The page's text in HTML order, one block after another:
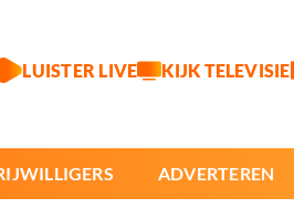
LUISTER LIVE KIJK TELEVISIE
ADVERTEREN